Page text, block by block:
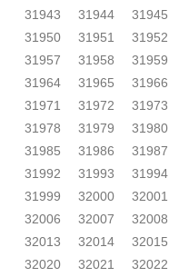
31943
31944 31945
31950
31951 31952
31957
31958 31959
31964
31965 31966
31971
31972 31973
31978
31979 31980
31985
31986 31987
31992
31993 31994
31999
32000 32001
32006
32007 32008
32013
32014 32015
32020
32021 32022